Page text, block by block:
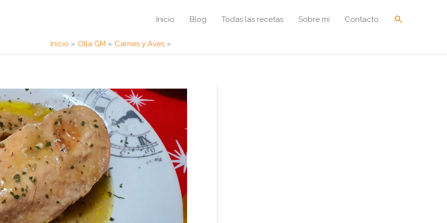
Inicio Blog Todas las recetas Sobre mí Contacto Buscar
Inicio Olla GM Carnes y Aves